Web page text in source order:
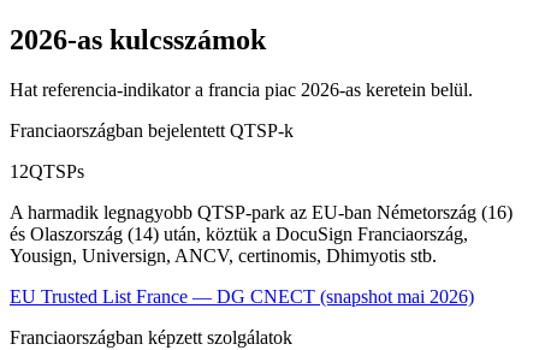
2026-as kulcsszámok
Hat referencia-indikator a francia piac 2026-as keretein belül.
Franciaországban bejelentett QTSP-k
12QTSPs
A harmadik legnagyobb QTSP-park az EU-ban Németország (16)
és Olaszország (14) után, köztük a DocuSign Franciaország,
Yousign, Universign, ANCV, certinomis, Dhimyotis stb.
EU Trusted List France — DG CNECT (snapshot mai 2026)
Franciaországban képzett szolgálatok